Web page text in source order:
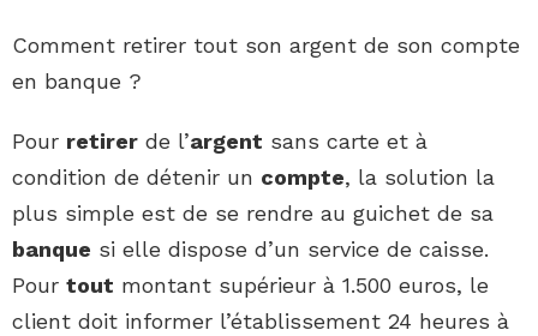
Comment retirer tout son argent de son compte
en banque ?
Pour retirer de l’argent sans carte et à
condition de détenir un compte, la solution la
plus simple est de se rendre au guichet de sa
banque si elle dispose d’un service de caisse.
Pour tout montant supérieur à 1.500 euros, le
client doit informer l’établissement 24 heures à